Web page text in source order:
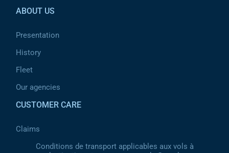
ABOUT US
Presentation
History
Fleet
Our agencies
CUSTOMER CARE
Claims
Conditions de transport applicables aux vols à